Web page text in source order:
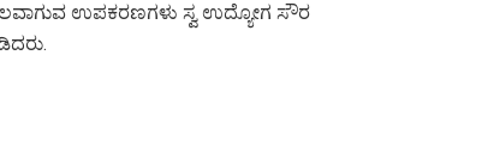
ಉಪಕರಣಗಳು ಸ್ವ ಉದ್ಯೋಗ ಸೌರ